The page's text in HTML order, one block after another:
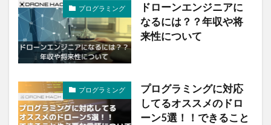
プログラミング
ドローンエンジニアに
なるには？？年収や将
来性について
プログラミング
プログラミングに対応
してるオススメのドロ
ーン5選！！できること